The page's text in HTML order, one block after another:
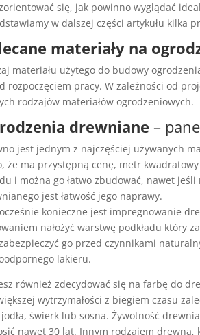
się, jak powinno wyglądać
w dalszej części artykułu kilka
materiały na
materiału użytego do budowy
rozpoczęciem pracy. W zależności od
rodzajów materiałów ogrodzeniowych.
drewniane –
jest jednym z najczęściej używanych
że ma przystępną cenę, metr
i można go łatwo zbudować, nawet
jest łatwość jego naprawy.
konieczne jest impregnowanie
nałożyć warstwę podkładu który
go przed czynnikami
lakieru.
również zdecydować się na farbę do
wytrzymałości z biegiem czasu
świerk lub sosna. Żywotność
nawet 30 lat. Innym rodzajem